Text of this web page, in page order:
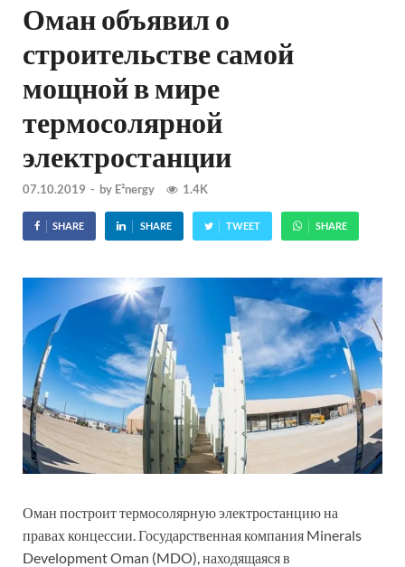
Оман объявил о
строительстве самой
мощной в мире
термосолярной
электростанции
07.10.2019 - by E²nergy 1.4K
SHARE SHARE TWEET SHARE
Оман построит термосолярную электростанцию на
правах концессии. Государственная компания Minerals
Development Oman (MDO), находящаяся в